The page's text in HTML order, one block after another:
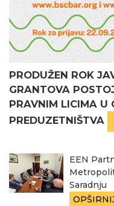
PRODUŽEN ROK
GRANTOVA
PRAVNIM LICIMA U
PREDUZETNIŠTVA
EEN
Saradnju